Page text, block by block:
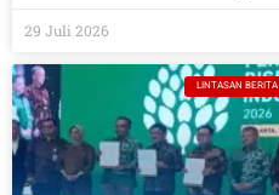
29 Juli 2026
LINTASAN BERITA